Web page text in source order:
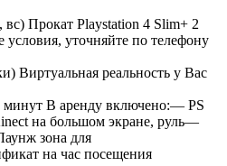
вс) Прокат Playstation 4 Slim+ 2
условия, уточняйте по телефону
Виртуальная реальность у Вас
минут В аренду включено:— PS
на большом экране, руль—
зона для
на час посещения